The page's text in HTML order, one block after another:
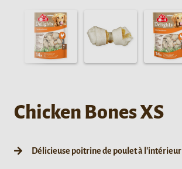
Chicken Bones XS
Délicieuse poitrine de poulet à l'intérieur